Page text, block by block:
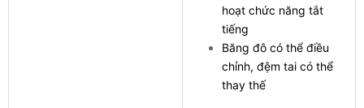
hoạt chức năng tắt
tiếng
Băng đô có thể điều
chỉnh, đệm tai có thể
thay thế